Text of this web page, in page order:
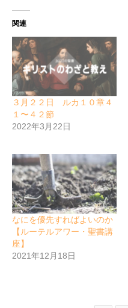
関連
３月２２日 ルカ１０章４
１〜４２節
2022年3月22日
なにを優先すればよいのか
【ルーテルアワー・聖書講
座】
2021年12月18日